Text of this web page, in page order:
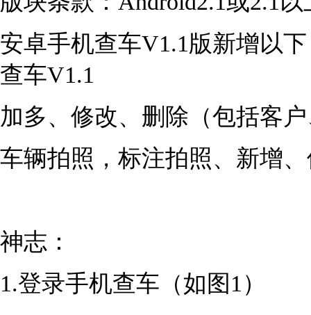
安卓手机查车V1.1
查车V1.1
加多、修改、删除（包括客
车辆拍照，标注拍照、新增
神志：
1.登录手机查车（如图1）